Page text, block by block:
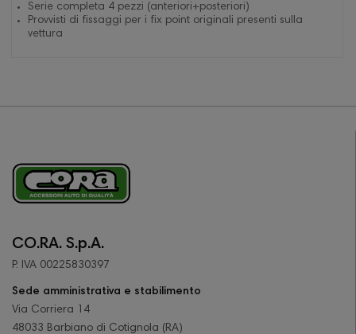
Serie completa 4 pezzi (anteriori+posteriori)
Provvisti di fissaggi per i fix point originali presenti sulla
vettura
CO.RA. S.p.A.
P. IVA 00225830397
Sede amministrativa e stabilimento
Via Corriera 14
48033 Barbiano di Cotignola (RA)